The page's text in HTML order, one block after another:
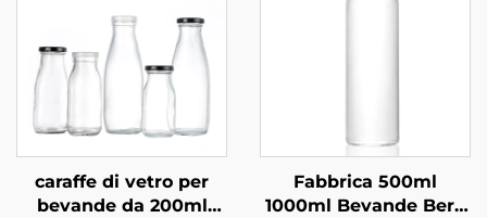
caraffe di vetro per
bevande da 200ml
Fabbrica 500ml
1000ml Bevande Bere